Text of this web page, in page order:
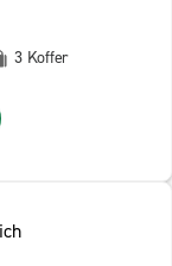
3 Koffer